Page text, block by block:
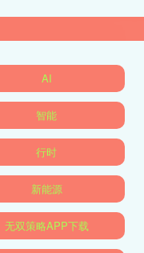
AI
智能
行时
新能源
无双策略APP下载